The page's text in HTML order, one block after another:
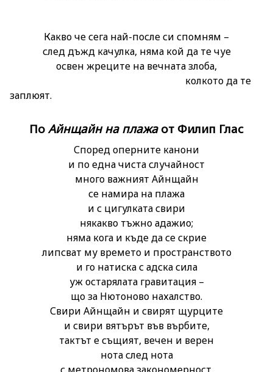
Какво че сега най-после си спомням –
след дъжд качулка, няма кой да те чуе
освен жреците на вечната злоба,
колкото да те
заплюят.
ПоАйнщайн на плажаот Филип Глас
Според оперните канони
и по една чиста случайност
много важният Айнщайн
се намира на плажа
и с цигулката свири
някакво тъжно адажио;
няма кога и къде да се скрие
липсват му времето и пространството
и го натиска с адска сила
уж остарялата гравитация –
що за Нютоново нахалство.
Свири Айнщайн и свирят щурците
и свири вятърът във върбите,
тактът е същият, вечен и верен
нота след нота